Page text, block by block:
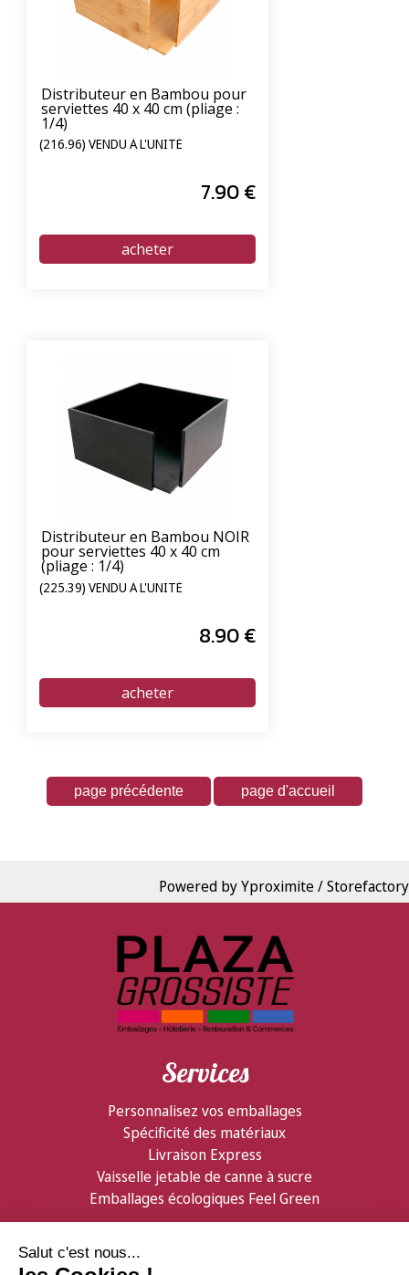
Distributeur en Bambou pour
serviettes 40 x 40 cm (pliage :
1/4)
(216.96) VENDU À L'UNITÉ
7.90€
Distributeur en Bambou NOIR
pour serviettes 40 x 40 cm
(pliage : 1/4)
(225.39) VENDU À L'UNITÉ
8.90€
Powered by Yproximite / Storefactory
Services
Personnalisez vos emballages
Spécificité des matériaux
Livraison Express
Vaisselle jetable de canne à sucre
Emballages écologiques Feel Green
Partenaires